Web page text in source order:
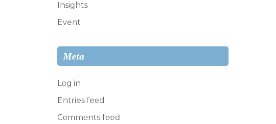
Insights
Event
Meta
Log in
Entries feed
Comments feed